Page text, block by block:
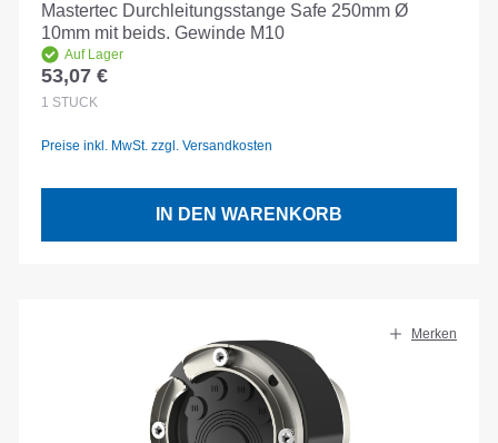
Mastertec Durchleitungsstange Safe 250mm Ø
10mm mit beids. Gewinde M10
Auf Lager
Regulärer Preis:
53,07 €
1 STÜCK
Preise inkl. MwSt. zzgl. Versandkosten
IN DEN WARENKORB
Merken